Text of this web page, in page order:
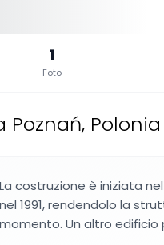
1
Foto
Polonia
La costruzione è iniziata
nel 1991, rendendolo la
momento. Un altro edificio